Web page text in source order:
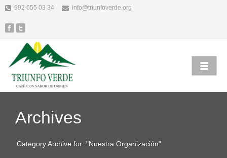
992 655 03 34 info@triunfoverde.org
Archives
Category Archive for: "Nuestra Organización"